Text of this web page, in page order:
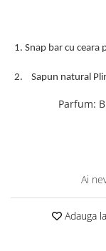
Snap bar cu ceara
Sapun natural
Parfum:
Ai
Adauga